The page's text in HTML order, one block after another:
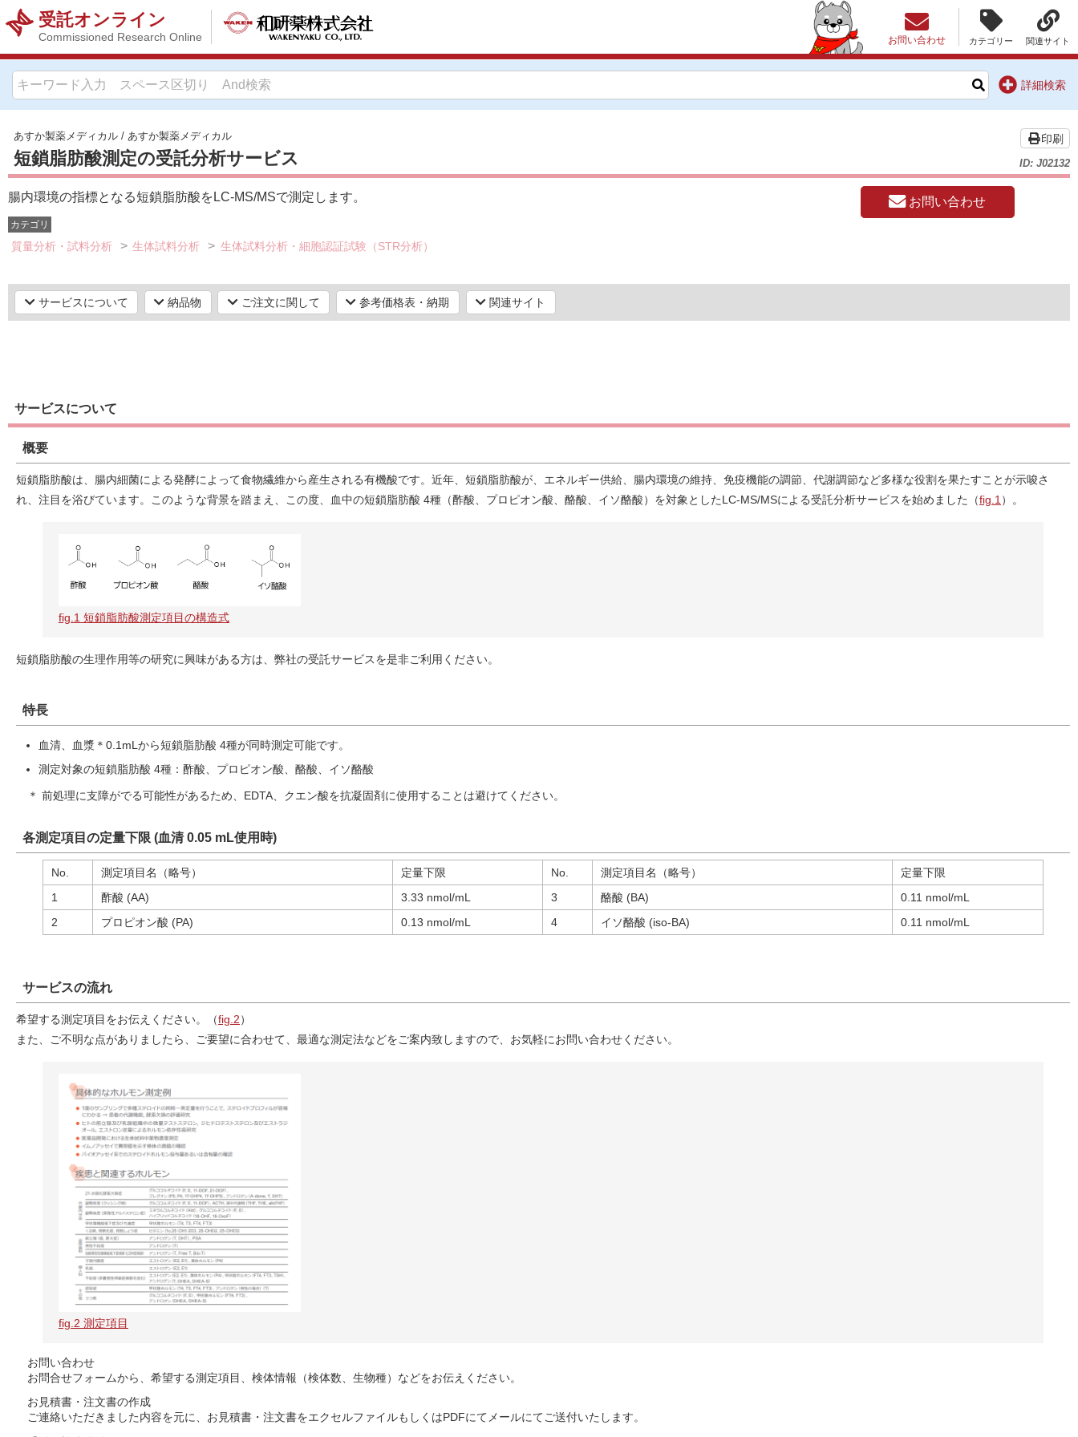
受託オンライン
Commissioned Research Online カテゴリー 関連サイト
お問い合わせ
詳細検索
あすか製薬メディカル/ あすか製薬メディカル
短鎖脂肪酸測定の受託分析サービス ID: J02132
印刷
腸内環境の指標となる短鎖脂肪酸をLC-MS/MSで測定します。 お問い合わせ
カテゴリ
質量分析・試料分析 生体試料分析 生体試料分析・細胞認証試験（STR分析）
サービスについて 納品物 ご注文に関して 参考価格表・納期 関連サイト
サービスについて
概要
短鎖脂肪酸は、腸内細菌による発酵によって食物繊維から産生される有機酸です。近年、短鎖脂肪酸が、エネルギー供給、腸内環境の維持、免疫機能の調節、代謝調節など多様な役割を果たすことが示唆さ
れ、注目を浴びています。このような背景を踏まえ、この度、血中の短鎖脂肪酸 4種（酢酸、プロピオン酸、酪酸、イソ酪酸）を対象としたLC-MS/MSによる受託分析サービスを始めました（fig.1）。
fig.1 短鎖脂肪酸測定項目の構造式
短鎖脂肪酸の生理作用等の研究に興味がある方は、弊社の受託サービスを是非ご利用ください。
特長
血清、血漿＊0.1mLから短鎖脂肪酸 4種が同時測定可能です。
測定対象の短鎖脂肪酸 4種：酢酸、プロピオン酸、酪酸、イソ酪酸
＊ 前処理に支障がでる可能性があるため、EDTA、クエン酸を抗凝固剤に使用することは避けてください。
各測定項目の定量下限 (血清 0.05 mL使用時)
No. 測定項目名（略号） 定量下限 No. 測定項目名（略号）
定量下限
1
酢酸 (AA) 3.33 nmol/mL 3 酪酸 (BA)
0.11 nmol/mL
2
プロピオン酸 (PA) 0.13 nmol/mL 4 イソ酪酸 (iso-BA) 0.11 nmol/mL
サービスの流れ
希望する測定項目をお伝えください。（fig.2）
また、ご不明な点がありましたら、ご要望に合わせて、最適な測定法などをご案内致しますので、お気軽にお問い合わせください。
fig.2 測定項目
お問い合わせ
お問合せフォームから、希望する測定項目、検体情報（検体数、生物種）などをお伝えください。
お見積書・注文書の作成
ご連絡いただきました内容を元に、お見積書・注文書をエクセルファイルもしくはPDFにてメールにてご送付いたします。